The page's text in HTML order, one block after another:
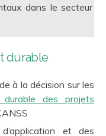
santé et bien-être, …
catalysées par la
dans le secteur
durable
à la décision sur les
durable des projets
et des